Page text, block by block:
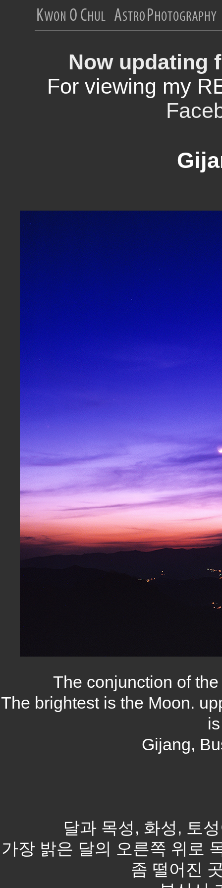
Now updating
For viewing my
The conjunction of
The brightest is the Moon.
Gijang,
달과 목성, 화성, 토
가장 밝은 달의 오른쪽 위로
좀 떨어진